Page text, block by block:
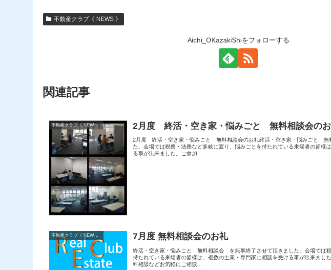
不動産クラブ《 NEWS 》
Aichi_OKazakiShiをフォローする
関連記事
不動産クラブ《 NEWS 》 2月度 終活・空き家・悩みごと 無料相談会の
2月度 終活・空き家・悩みごと 無料相談会のお礼終活・空き家・悩みごと 無
た。会場では税務・法務など多岐に渡り、悩みごとを持たれている来場者の皆様
る事が出来ました。ご参加...
不動産クラブ《 NEWS 》 7月度 無料相談会のお礼
終活・空き家・悩みごと 無料相談会 を無事終了させて頂きました。会場では
持たれている来場者の皆様は、複数の士業・専門家に相談を受ける事が出来まし
料相談などお気軽にご相談...